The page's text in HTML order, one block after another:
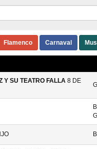
Flamenco Carnaval
Y SU TEATRO FALLA 8 DE